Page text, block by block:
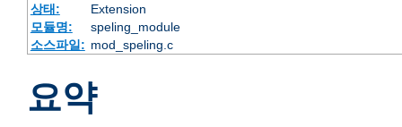
상태:
Extension
모듈명:
speling_module
소스파일: mod_speling.c
요약